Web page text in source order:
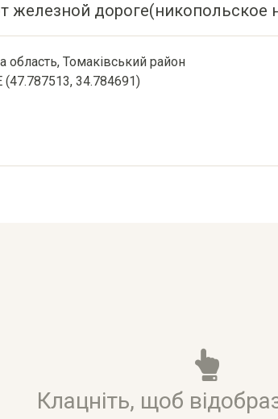
железной
область, Томаківський район
(47.787513, 34.784691)
Клацніть, щоб